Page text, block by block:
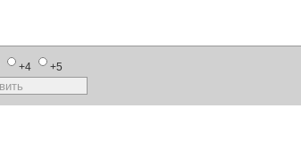
+4 +5